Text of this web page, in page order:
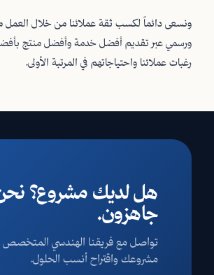
ونسعى دائماً لكسب ثقة عملائنا من خلال العمل
ورسمي عبر تقديم أفضل خدمة وأفضل منتج
رغبات عملائنا واحتياجاتهم في المرتبة الأولى.
هل لديك مشروع؟
جاهزون.
تواصل مع فريقنا الهندسي المتخصص
مشروعك واقتراح أنسب الحلول.